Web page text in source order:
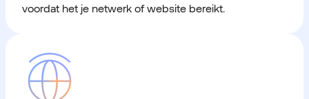
voordat het je netwerk of website bereikt.